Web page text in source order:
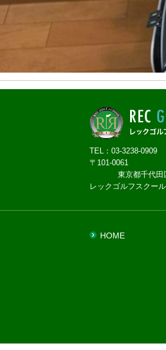
TEL：03-3238-0909
〒101-0061
東京都千代田区神
レックゴルフスクー
HOME